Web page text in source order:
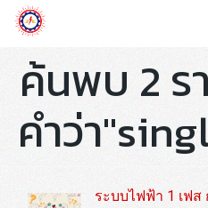
ค้นพบ 2 ร
คำว่า
ระบบไฟฟ้า 1 เฟส